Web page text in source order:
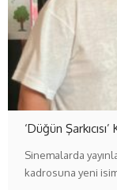
‘Düğün
Sinemalarda
kadrosuna yeni